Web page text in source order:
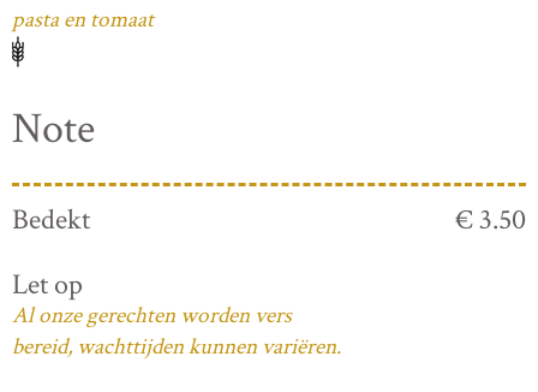
pasta en tomaat
Note
Bedekt
€ 3.50
Let op
Al onze gerechten worden vers
bereid, wachttijden kunnen variëren.